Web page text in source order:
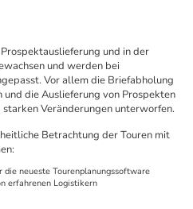
und in der
und werden bei
Vor allem die Briefabholung
die Auslieferung von Prospekten
Veränderungen unterworfen.
Betrachtung der Touren mit
die neueste Tourenplanungssoftware
erfahrenen Logistikern